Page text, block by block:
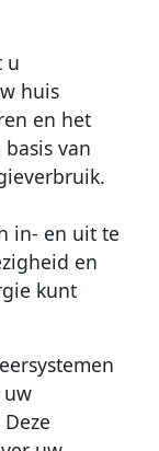
u
huis
en het
van
in- en uit te
en
kunt
uw